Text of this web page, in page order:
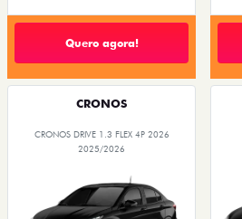
Quero agora!
CRONOS
CRONOS DRIVE 1.3 FLEX 4P 2026
2025/2026